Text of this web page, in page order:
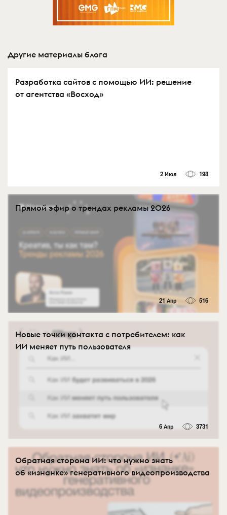
Другие материалы блога
Разработка сайтов с помощью ИИ: решение
от агентства «Восход»
2 Июл 198
Прямой эфир о трендах рекламы 2026
21 Апр 516
Новые точки контакта с потребителем: как
ИИ меняет путь пользователя
6 Апр 3731
Обратная сторона ИИ: что нужно знать
об «изнанке» генеративного видеопроизводства